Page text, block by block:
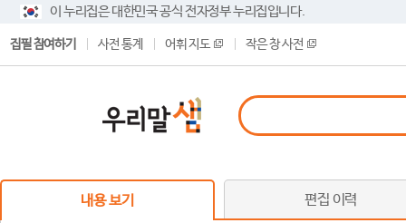
이 누리집은 대한민국 공식 전자정부 누리집입니다.
집필 참여하기 사전 통계 어휘 지도 작은 창 사전
내용 보기 편집 이력